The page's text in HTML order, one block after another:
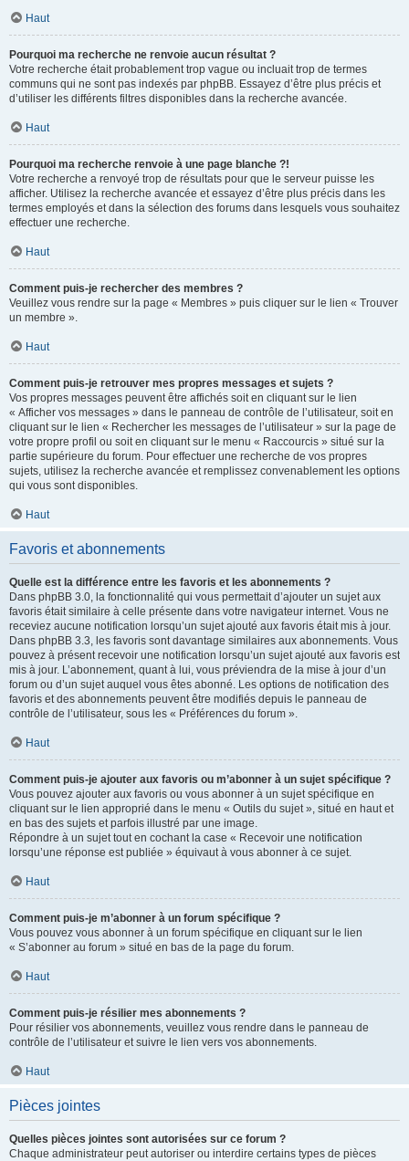
Haut
Pourquoi ma recherche ne renvoie aucun résultat ?
Votre recherche était probablement trop vague ou incluait trop de termes
communs qui ne sont pas indexés par phpBB. Essayez d’être plus précis et
d’utiliser les différents filtres disponibles dans la recherche avancée.
Haut
Pourquoi ma recherche renvoie à une page blanche ?!
Votre recherche a renvoyé trop de résultats pour que le serveur puisse les
afficher. Utilisez la recherche avancée et essayez d’être plus précis dans les
termes employés et dans la sélection des forums dans lesquels vous souhaitez
effectuer une recherche.
Haut
Comment puis-je rechercher des membres ?
Veuillez vous rendre sur la page « Membres » puis cliquer sur le lien « Trouver
un membre ».
Haut
Comment puis-je retrouver mes propres messages et sujets ?
Vos propres messages peuvent être affichés soit en cliquant sur le lien
« Afficher vos messages » dans le panneau de contrôle de l’utilisateur, soit en
cliquant sur le lien « Rechercher les messages de l’utilisateur » sur la page de
votre propre profil ou soit en cliquant sur le menu « Raccourcis » situé sur la
partie supérieure du forum. Pour effectuer une recherche de vos propres
sujets, utilisez la recherche avancée et remplissez convenablement les options
qui vous sont disponibles.
Haut
Favoris et abonnements
Quelle est la différence entre les favoris et les abonnements ?
Dans phpBB 3.0, la fonctionnalité qui vous permettait d’ajouter un sujet aux
favoris était similaire à celle présente dans votre navigateur internet. Vous ne
receviez aucune notification lorsqu’un sujet ajouté aux favoris était mis à jour.
Dans phpBB 3.3, les favoris sont davantage similaires aux abonnements. Vous
pouvez à présent recevoir une notification lorsqu’un sujet ajouté aux favoris est
mis à jour. L’abonnement, quant à lui, vous préviendra de la mise à jour d’un
forum ou d’un sujet auquel vous êtes abonné. Les options de notification des
favoris et des abonnements peuvent être modifiés depuis le panneau de
contrôle de l’utilisateur, sous les « Préférences du forum ».
Haut
Comment puis-je ajouter aux favoris ou m’abonner à un sujet spécifique ?
Vous pouvez ajouter aux favoris ou vous abonner à un sujet spécifique en
cliquant sur le lien approprié dans le menu « Outils du sujet », situé en haut et
en bas des sujets et parfois illustré par une image.
Répondre à un sujet tout en cochant la case « Recevoir une notification
lorsqu’une réponse est publiée » équivaut à vous abonner à ce sujet.
Haut
Comment puis-je m’abonner à un forum spécifique ?
Vous pouvez vous abonner à un forum spécifique en cliquant sur le lien
« S’abonner au forum » situé en bas de la page du forum.
Haut
Comment puis-je résilier mes abonnements ?
Pour résilier vos abonnements, veuillez vous rendre dans le panneau de
contrôle de l’utilisateur et suivre le lien vers vos abonnements.
Haut
Pièces jointes
Quelles pièces jointes sont autorisées sur ce forum ?
Chaque administrateur peut autoriser ou interdire certains types de pièces